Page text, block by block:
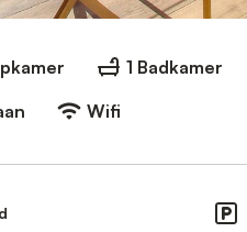
1 Badkamer
Wifi